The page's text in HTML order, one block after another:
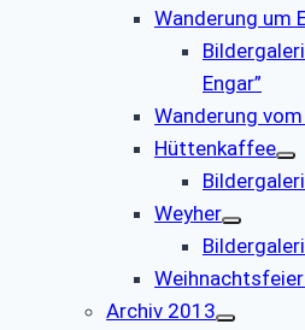
Wanderung um
Engar”
Wanderung
Hüttenkaffee
Weyher
Archiv 2013